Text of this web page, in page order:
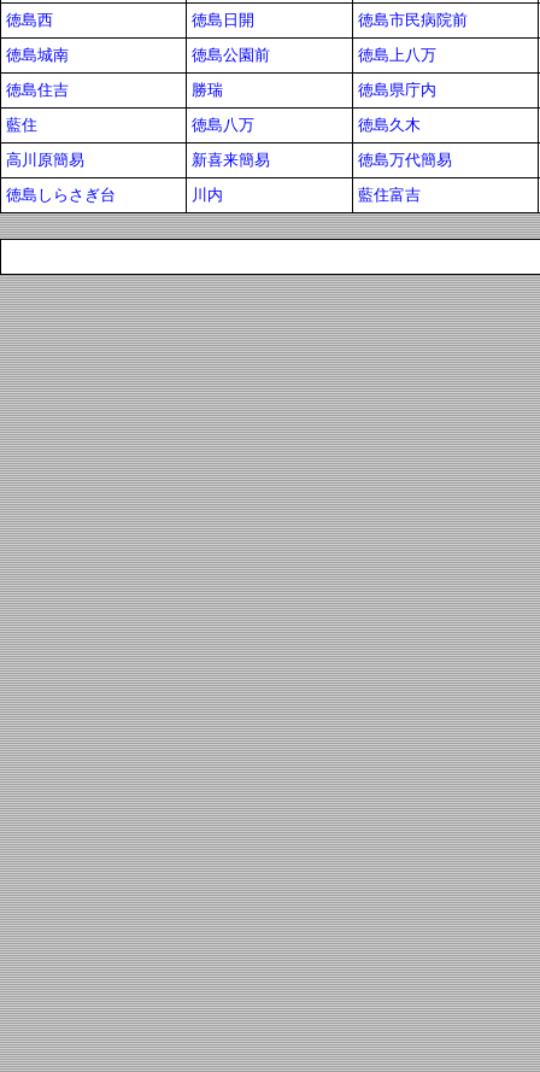
徳島西
徳島日開
徳島市民病院前
徳島城南
徳島公園前
徳島上八万
徳島住吉
勝瑞
徳島県庁内
藍住
徳島八万
徳島久木
高川原簡易
新喜来簡易
徳島万代簡易
徳島しらさぎ台
川内 藍住富吉